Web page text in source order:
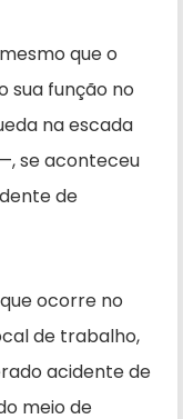
mesmo que o
sua função no
na escada
se aconteceu
de
ocorre no
de trabalho,
acidente de
meio de